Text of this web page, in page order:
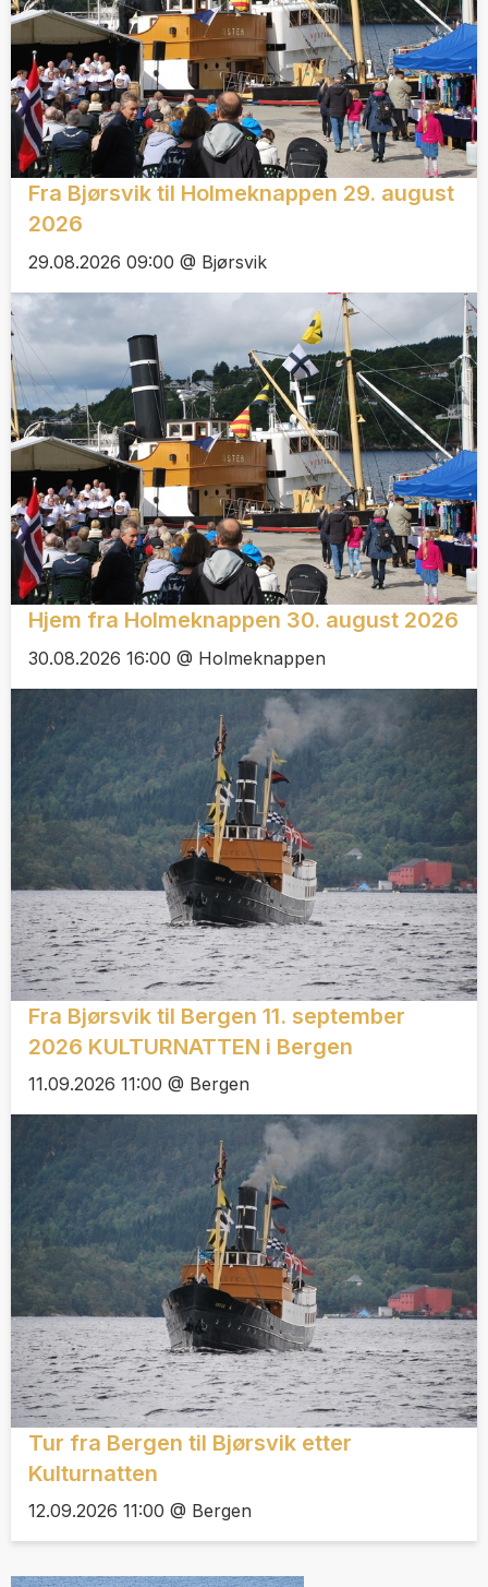
Fra Bjørsvik til Holmeknappen 29. august
2026
29.08.2026 09:00 @ Bjørsvik
Hjem fra Holmeknappen 30. august 2026
30.08.2026 16:00 @ Holmeknappen
Fra Bjørsvik til Bergen 11. september
2026 KULTURNATTEN i Bergen
11.09.2026 11:00 @ Bergen
Tur fra Bergen til Bjørsvik etter
Kulturnatten
12.09.2026 11:00 @ Bergen